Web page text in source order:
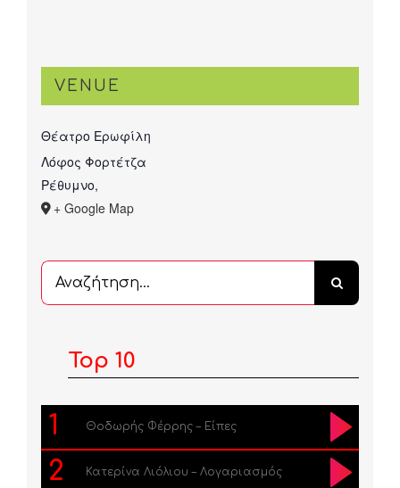
VENUE
Θέατρο Ερωφίλη
Λόφος Φορτέτζα
Ρέθυμνο,
+ Google Map
Αναζήτηση
...
Top 10
1 Θοδωρής Φέρρης – Είπες
2 Κατερίνα Λιόλιου – Λογαριασμός